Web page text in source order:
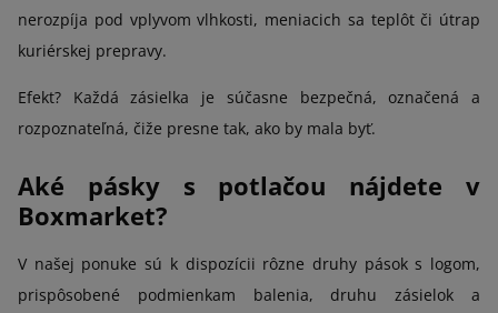
nerozpíja pod vplyvom vlhkosti, meniacich sa teplôt či útrap
kuriérskej prepravy.
Efekt? Každá zásielka je súčasne bezpečná, označená a
rozpoznateľná, čiže presne tak, ako by mala byť.
Aké pásky s potlačou nájdete v
Boxmarket?
V našej ponuke sú k dispozícii rôzne druhy pások s logom,
prispôsobené podmienkam balenia, druhu zásielok a